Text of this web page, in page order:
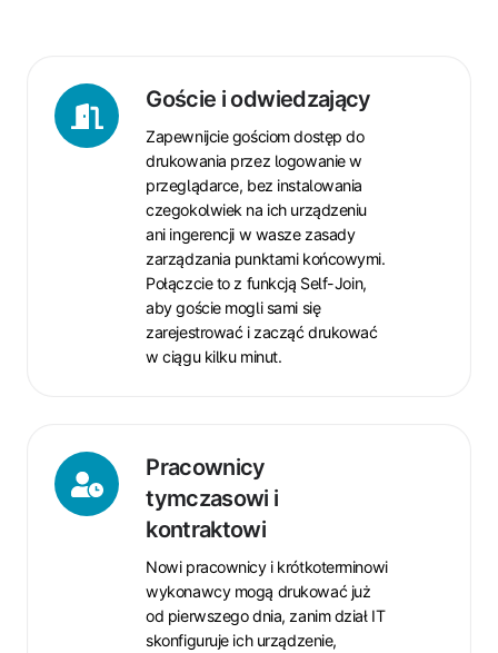
Goście i odwiedzający
Zapewnijcie gościom dostęp do
drukowania przez logowanie w
przeglądarce, bez instalowania
czegokolwiek na ich urządzeniu
ani ingerencji w wasze zasady
zarządzania punktami końcowymi.
Połączcie to z funkcją Self-Join,
aby goście mogli sami się
zarejestrować i zacząć drukować
w ciągu kilku minut.
odwiedzający
Pracownicy
tymczasowi i
kontraktowi
Nowi pracownicy i krótkoterminowi
wykonawcy mogą drukować już
od pierwszego dnia, zanim dział IT
skonfiguruje ich urządzenie,
tymczasowi
kontraktowi